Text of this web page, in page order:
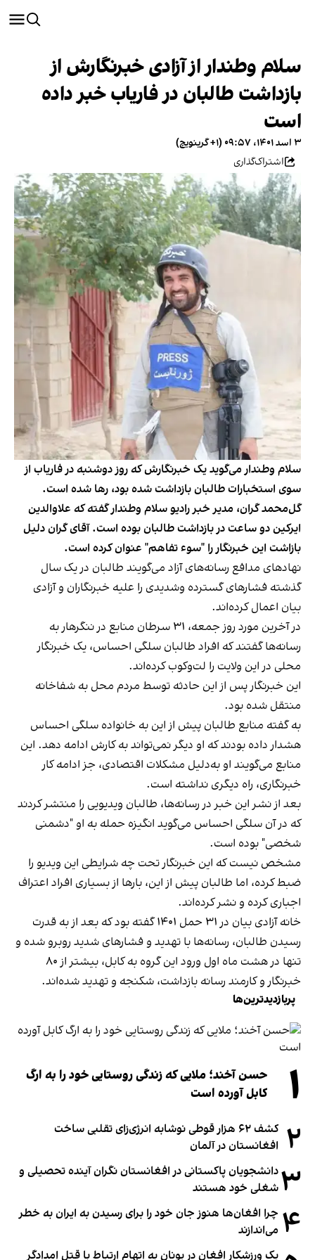
سلام وطندار از آزادی خبرنگارش از
بازداشت طالبان در فاریاب خبر داده
است
۳ اسد ۱۴۰۱، ۰۹:۵۷ (‎+۱ گرینویچ)
اشتراک‌گذاری
سلام وطندار می‌گوید یک خبرنگارش که روز دوشنبه در فاریاب از
سوی استخبارات طالبان بازداشت شده بود، رها شده است.
گل‌محمد گران، مدیر خبر رادیو سلام وطندار گفته که علاوالدین
ایرکین دو ساعت در بازداشت طالبان بوده است. آقای گران دلیل
بازاشت این خبرنگار را "سوء تفاهم" عنوان کرده است.
نهادهای مدافع رسانه‌های آزاد می‌گویند طالبان در یک سال
گذشته فشارهای گسترده وشدیدی را علیه خبرنگاران و آزادی
بیان اعمال کرده‌اند.
در آخرین مورد روز جمعه، ۳۱ سرطان منابع در ننگرهار به
رسانه‌ها گفتند که افراد طالبان سلگی احساس، یک خبرنگار
محلی در این ولایت را لت‌وکوب کرده‌اند.
این خبرنگار پس از این حادثه توسط مردم محل به شفاخانه
منتقل شده بود.
به گفته منابع طالبان پیش از این به خانواده سلگی احساس
هشدار داده بودند که او دیگر نمی‌تواند به کارش ادامه دهد. این
منابع می‌گویند او به‌دلیل مشکلات اقتصادی، جز ادامه کار
خبرنگاری، راه دیگری نداشته است.
بعد از نشر این خبر در رسانه‌ها، طالبان ویدیویی را منتشر کردند
که در آن سلگی احساس می‌گوید انگیزه حمله به او "دشمنی
شخصی" بوده است.
مشخص نیست که این خبرنگار تحت چه شرایطی این ویدیو را
ضبط کرده، اما طالبان پیش از این، بارها از بسیاری افراد اعتراف
اجباری کرده و نشر کرده‌اند.
خانه آزادی بیان در ۳۱ حمل ۱۴۰۱ گفته بود که بعد از به قدرت
رسیدن طالبان، رسانه‌ها با تهدید و فشارهای شدید روبرو شده و
تنها در هشت ماه اول ورود این گروه به کابل، بیشتر از ۸۰
خبرنگار و کارمند رسانه بازداشت، شکنجه و تهدید شده‌اند.
پربازدیدترین‌ها
۱
حسن آخند؛ ملایی که زندگی روستایی خود را به ارگ
کابل آورده است
۲
کشف ۶۲ هزار قوطی نوشابه انرژی‌زای تقلبی ساخت
افغانستان در آلمان
۳دانشجویان پاکستانی در افغانستان نگران آینده تحصیلی و
شغلی خود هستند
۴ چرا افغان‌ها هنوز جان خود را برای رسیدن به ایران به خطر
می‌اندازند
یک ورزشکار افغان در یونان به اتهام ارتباط با قتل امدادگر